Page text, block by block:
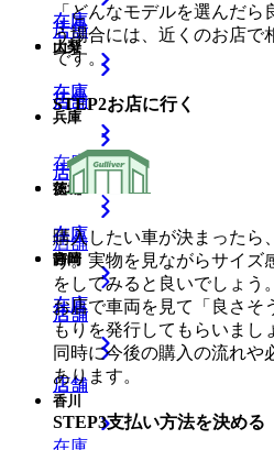
店舗
在庫
店舗
茨城
在庫
店舗
山梨
在庫
店舗
静岡
在庫
店舗
店舗
兵庫
在庫
店舗
在庫
店舗
徳島
在庫
店舗
香川
大分
在庫
店舗
宮崎
在庫
店舗
「どんなモデルを選んだら
う場合には、近くのお店で
です。
STEP2お店に行く
購入したい車が決まったら
う。実物を見ながらサイズ
をしてみると良いでしょう。
お店で車両を見て「良さそ
もりを発行してもらいまし
同時に今後の購入の流れや
あります。
STEP3支払い方法を決める